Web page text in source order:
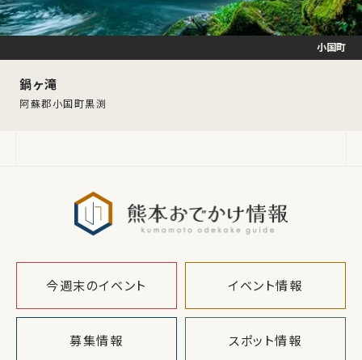
鍋ヶ滝
阿蘇郡小国町黒渕
小国町
今週末のイベント イベント情報
募集情報 スポット情報